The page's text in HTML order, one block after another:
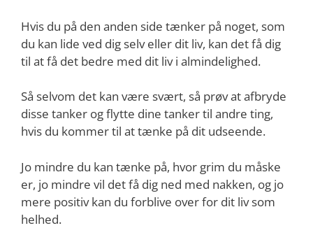
Hvis du på den anden side tænker på noget, som
du kan lide ved dig selv eller dit liv, kan det få dig
til at få det bedre med dit liv i almindelighed.
Så selvom det kan være svært, så prøv at afbryde
disse tanker og flytte dine tanker til andre ting,
hvis du kommer til at tænke på dit udseende.
Jo mindre du kan tænke på, hvor grim du måske
er, jo mindre vil det få dig ned med nakken, og jo
mere positiv kan du forblive over for dit liv som
helhed.